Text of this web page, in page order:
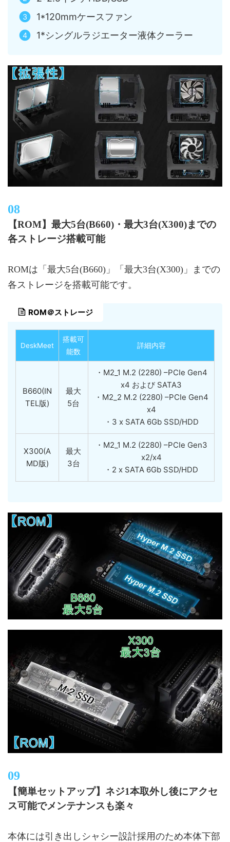
1*120mmケースファン
1*シングルラジエーター液体クーラー
【ROM】最大5台(B660)・最大3台(X300)までの
各ストレージ搭載可能
ROMは「最大5台(B660)」「最大3台(X300)」までの
各ストレージを搭載可能です。
ROM＠ストレージ
DeskMeet
搭載可
能数
詳細内容
B660(IN
TEL版)
最大
5台
・M2_1 M.2 (2280) –PCIe Gen4
x4 および SATA3
・M2_2 M.2 (2280) –PCIe Gen4
x4
・3 x SATA 6Gb SSD/HDD
X300(A
MD版)
最大
3台
・M2_1 M.2 (2280) –PCIe Gen3
x2/x4
・2 x SATA 6Gb SSD/HDD
【簡単セットアップ】ネジ1本取外し後にアクセ
ス可能でメンテナンスも楽々
本体には引き出しシャシー設計採用のため本体下部